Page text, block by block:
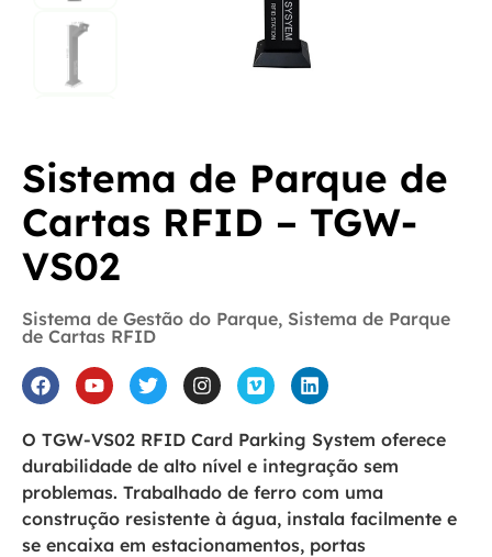
Sistema de Parque de
Cartas RFID – TGW-
VS02
Sistema de Gestão do Parque, Sistema de Parque
de Cartas RFID
O TGW-VS02 RFID Card Parking System oferece
durabilidade de alto nível e integração sem
problemas. Trabalhado de ferro com uma
construção resistente à água, instala facilmente e
se encaixa em estacionamentos, portas